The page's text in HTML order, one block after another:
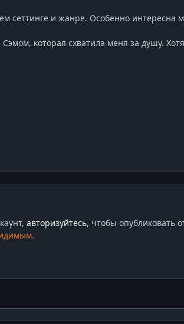
сеттинге и жанре. Особенно
которая схватила меня за душу.
авторизуйтесь, чтобы опубликовать